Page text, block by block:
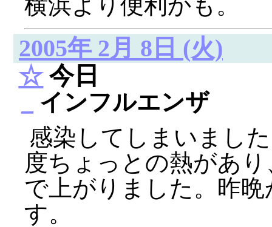
横浜より便利かも。
2005年 2月 8日 (火)
☆今日
インフルエンザ
感染してしまいまし
度ちょっとの熱があ
で上がりました。昨
す。